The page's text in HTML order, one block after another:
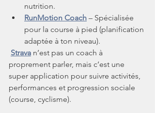
nutrition.
RunMotion Coach – Spécialisée
pour la course à pied (planification
adaptée à ton niveau).
Strava n’est pas un coach à
proprement parler, mais c’est une
super application pour suivre activités,
performances et progression sociale
(course, cyclisme).